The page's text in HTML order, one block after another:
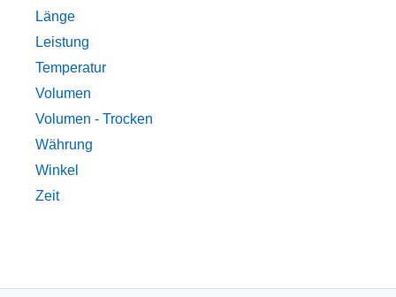
Länge
Leistung
Temperatur
Volumen
Volumen - Trocken
Währung
Winkel
Zeit